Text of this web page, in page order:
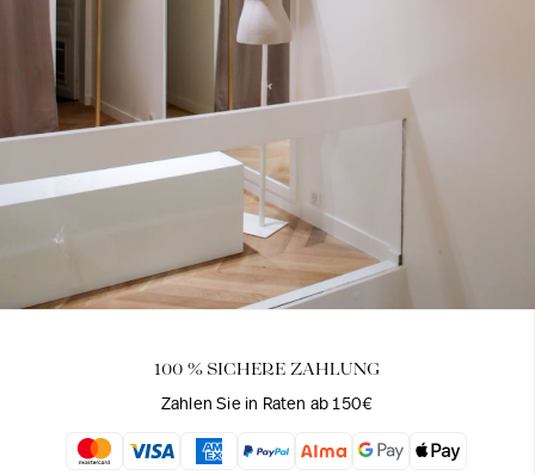
Entdecken Sie unser Universum
100 % SICHERE ZAHLUNG
Zahlen Sie in Raten ab 150€